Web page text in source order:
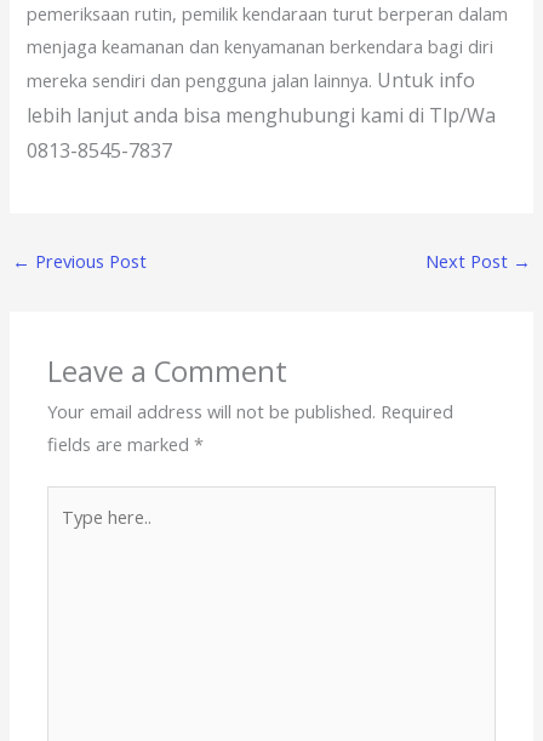
pemeriksaan rutin, pemilik kendaraan turut berperan dalam
menjaga keamanan dan kenyamanan berkendara bagi diri
mereka sendiri dan pengguna jalan lainnya. Untuk info
lebih lanjut anda bisa menghubungi kami di Tlp/Wa
0813-8545-7837
← Previous Post Next Post →
Leave a Comment
Your email address will not be published. Required
fields are marked*
here..